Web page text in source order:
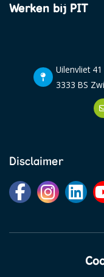
Werken bij PIT
Uilenvliet 41
3333 BS
Disclaimer